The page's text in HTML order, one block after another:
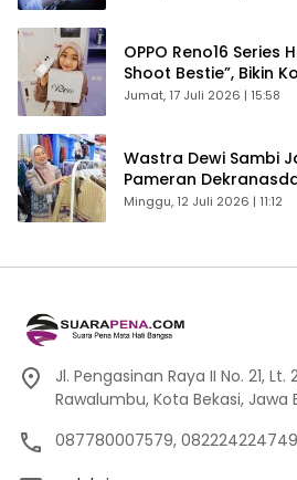
OPPO Reno16
Shoot Bestie”, Bikin
Betah
Jumat, 17 Juli 2026 | 15:58
Wastra Dewi Sambi
Pameran
Pengunjung
Minggu, 12 Juli 2026 | 11:12
Jl. Pengasinan Raya II No. 21, Lt.
Rawalumbu, Kota Bekasi, Jawa
087780007579, 082224224749